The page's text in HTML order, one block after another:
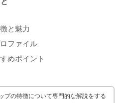
と魅力
ファイル
めポイント
プの特徴について専門的な解説をする